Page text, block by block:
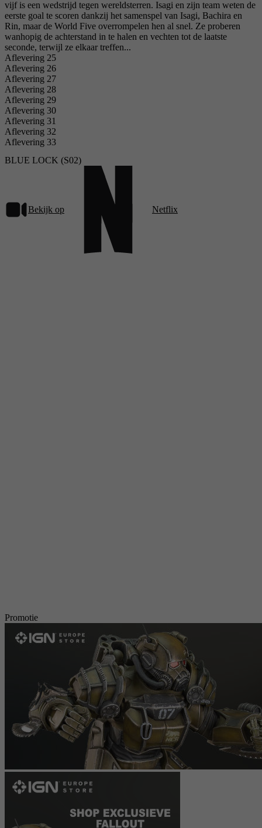
vijf is een wedstrijd tegen wereldsterren. Isagi en zijn team weten de
eerste goal te scoren dankzij het samenspel van Isagi, Bachira en
Rin, maar de World Five overrompelen hen al snel. Ze proberen
wanhopig de achterstand in te halen en vechten tot de laatste
seconde, terwijl ze elkaar treffen...
Aflevering 25
Aflevering 26
Aflevering 27
Aflevering 28
Aflevering 29
Aflevering 30
Aflevering 31
Aflevering 32
Aflevering 33
BLUE LOCK (S02)
Bekijk op Netflix
Promotie